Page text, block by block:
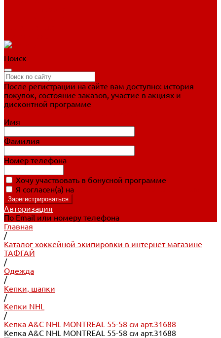
Поиск
После регистрации на сайте вам доступно: история
покупок, состояние заказов, участие в акциях и
дисконтной программе
Имя
Фамилия
Номер телефона
Хочу участвовать в бонусной программе
Я согласен(а) на
Авторизация
По Email или номеру телефона
Главная
/
Каталог хоккейной экипировки в интернет магазине
ТАФГАЙ
/
Одежда
/
Кепки, шапки
/
Кепки NHL
/
Кепка A&C NHL MONTREAL 55-58 см арт.31688
Кепка A&C NHL MONTREAL 55-58 см арт.31688